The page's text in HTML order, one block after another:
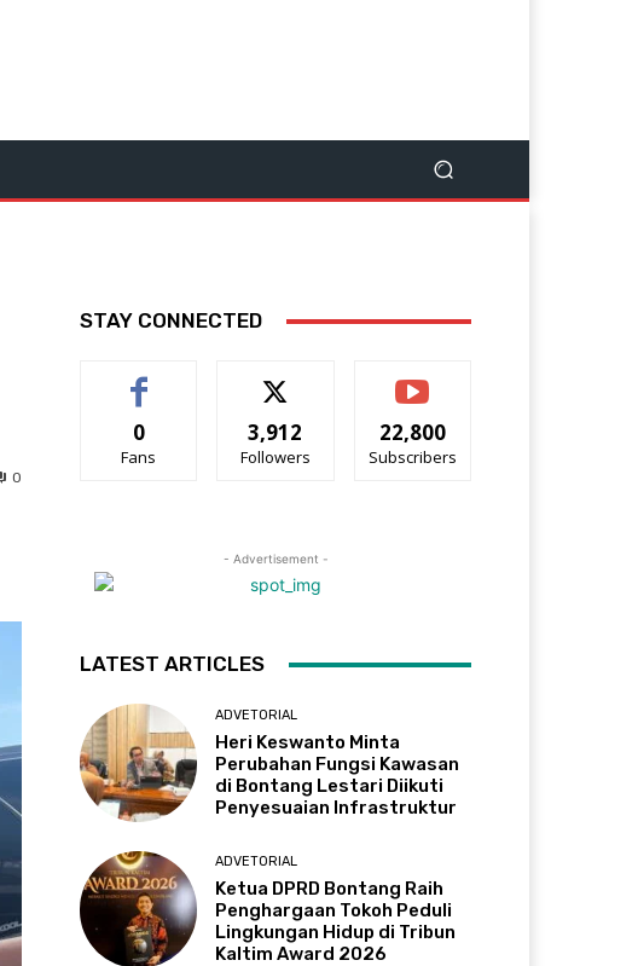
0
STAY CONNECTED
0
Fans
3,912
Followers
22,800
Subscribers
- Advertisement -
LATEST ARTICLES
ADVETORIAL
Heri Keswanto Minta
Perubahan Fungsi Kawasan
di Bontang Lestari Diikuti
Penyesuaian Infrastruktur
ADVETORIAL
Ketua DPRD Bontang Raih
Penghargaan Tokoh Peduli
Lingkungan Hidup di Tribun
Kaltim Award 2026